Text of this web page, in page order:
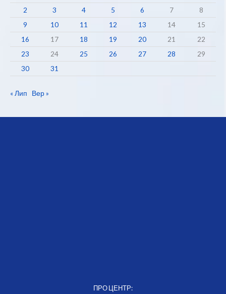
2
3 4 5 6 7
8
9
10 11 12 13 14
15
16
17 18 19 20 21
22
23
24 25 26 27 28
29
30
31
« Лип Вер »
ПРО ЦЕНТР: